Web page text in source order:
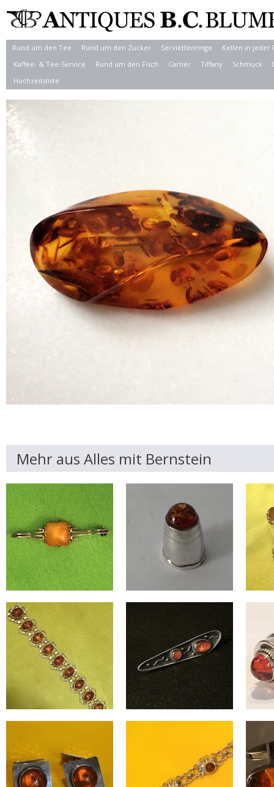
Rund um den Tee Rund um den Zucker Serviettenringe
Kellen in jeder
Kaffee- & Tee-Service
Rund um den Fisch Cartier Tiffany Schmuck
Hochzeitsliste
Mehr aus Alles mit Bernstein